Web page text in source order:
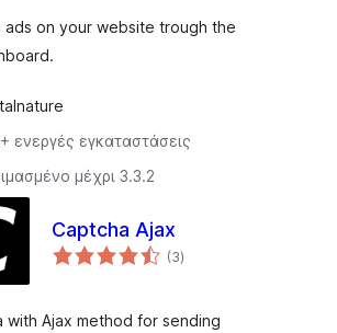
ads on your website trough the
ενεργές εγκαταστάσεις
μέχρι 3.3.2
Captcha Ajax
(3αξιολογήσεις
σύνολο
)
with Ajax method for sending